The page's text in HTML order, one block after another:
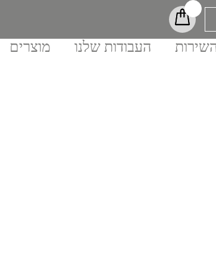
העבודות שלנו מוצרים